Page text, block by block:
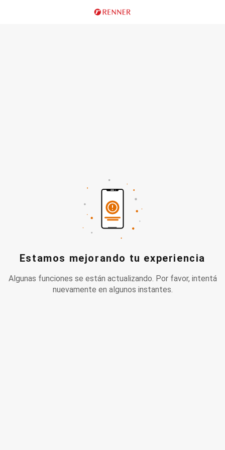
Estamos mejorando tu experiencia
Algunas funciones se están actualizando. Por favor, intentá
nuevamente en algunos instantes.